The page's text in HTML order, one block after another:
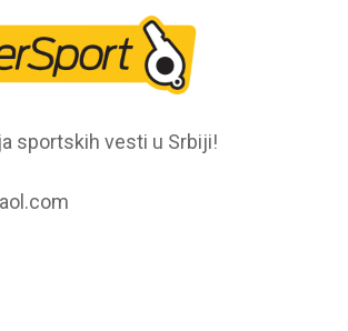
sportskih vesti u Srbiji!